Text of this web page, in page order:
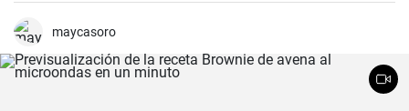
maycasoro